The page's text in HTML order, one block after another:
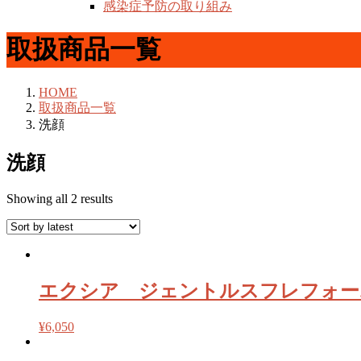
感染症予防の取り組み
取扱商品一覧
HOME
取扱商品一覧
洗顔
洗顔
Showing all 2 results
エクシア ジェントルスフレフォ
¥6,050